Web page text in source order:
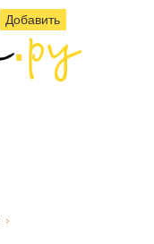
Добавить